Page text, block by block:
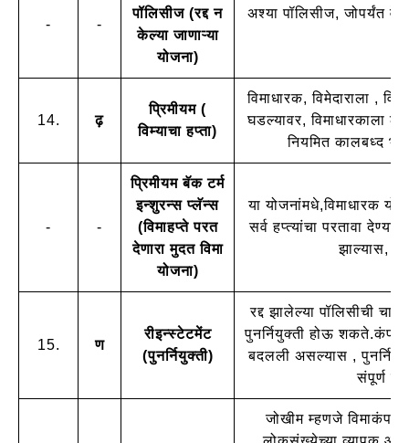
- -
पॉलिसीज (रद्द न
केल्या जाणाऱ्या
योजना)
अश्या पॉलिसीज, जोपर्यंत
14. ढ़
प्रिमीयम (
विम्याचा हप्ता)
विमाधारक, विमेदाराला ,
घडल्यावर, विमाधारकाला
नियमित कालबध्द
- -
प्रिमीयम बॅक टर्म
इन्शुरन्स प्लॅन्स
(विमाहप्ते परत
देणारा मुदत विमा
योजना)
या योजनांमधे,विमाधारक
सर्व हप्त्यांचा परतावा
झाल्यास,
15. ण
रीइन्स्टेटमेंट
(पुनर्नियुक्ती)
रद्द झालेल्या पॉलिसीची
पुनर्नियुक्ती होऊ
बदलली असल्यास ,
संपूर्ण
जोखीम म्हणजे